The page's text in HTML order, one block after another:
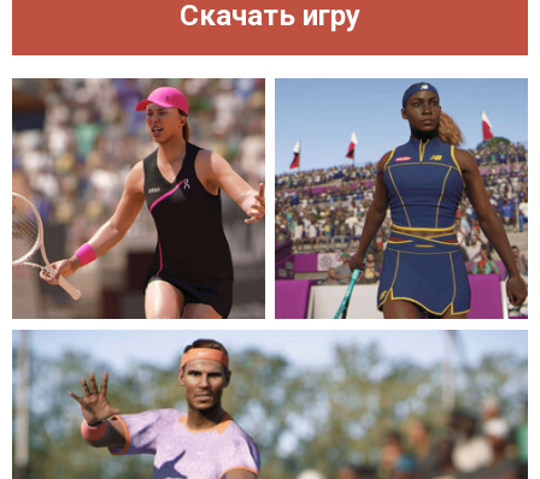
Скачать игру